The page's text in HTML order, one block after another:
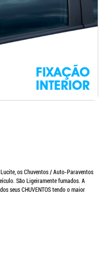
os Chuventos / Auto-Paraventos
São Ligeiramente fumados. A
seus CHUVENTOS tendo o maior